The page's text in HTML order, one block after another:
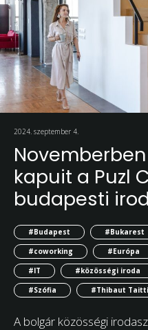
2024. szeptember 4.
kapuit a Puzl
budapesti
#Budapest #Bukarest
#coworking
#Európa
#IT
#közösségi iroda
#Szófia
#Thibaut
A bolgár közösségi